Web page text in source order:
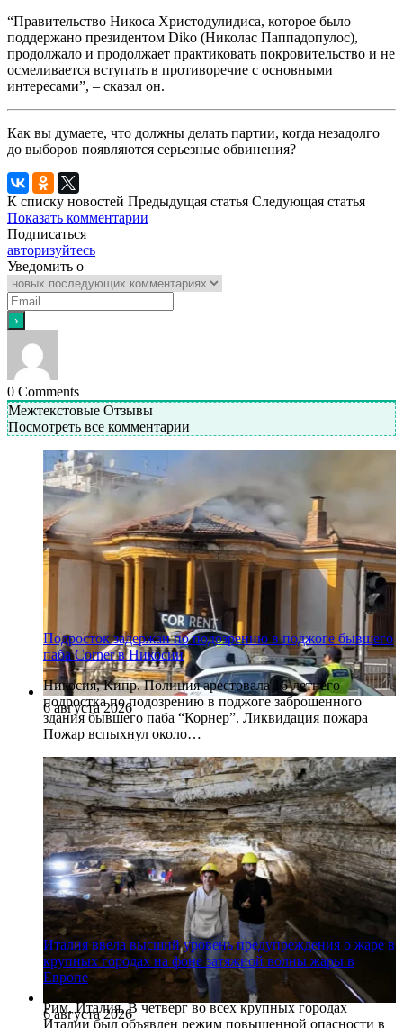
“Правительство Никоса Христодулидиса, которое было
поддержано президентом Diko (Николас Паппадопулос),
продолжало и продолжает практиковать покровительство и не
осмеливается вступать в противоречие с основными
интересами”, – сказал он.
Как вы думаете, что должны делать партии, когда незадолго
до выборов появляются серьезные обвинения?
К списку новостей Предыдущая статья Следующая статья
Показать комментарии
Подписаться
авторизуйтесь
Уведомить о
0 Comments
Межтекстовые Отзывы
Посмотреть все комментарии
6 августа 2026
Подросток задержан по подозрению в поджоге бывшего
паба Corner в Никосии
Никосия, Кипр. Полиция арестовала 16-летнего
подростка по подозрению в поджоге заброшенного
здания бывшего паба “Корнер”. Ликвидация пожара
Пожар вспыхнул около…
6 августа 2026
Италия ввела высший уровень предупреждения о жаре в
крупных городах на фоне затяжной волны жары в
Европе
Рим, Италия. В четверг во всех крупных городах
Италии был объявлен режим повышенной опасности в